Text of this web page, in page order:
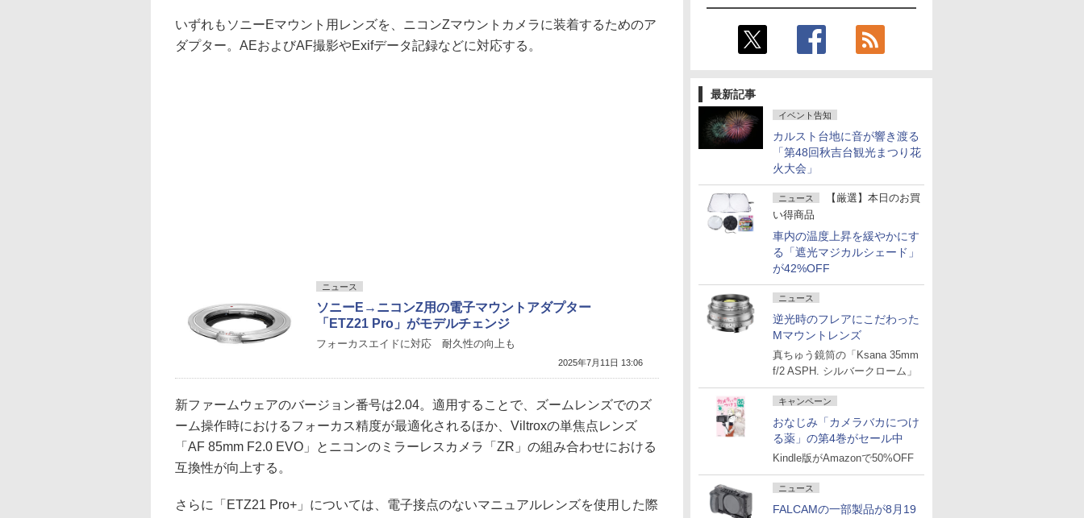
最新記事
イベント告知
カルスト台地に音が響き渡る
「第48回秋吉台観光まつり花
火大会」
ニュース
【厳選】本日のお買
い得商品
車内の温度上昇を緩やかにす
る「遮光マジカルシェード」
が42%OFF
ニュース
逆光時のフレアにこだわった
Mマウントレンズ
真ちゅう鏡筒の「Ksana 35mm
f/2 ASPH. シルバークローム」
キャンペーン
おなじみ「カメラバカにつけ
る薬」の第4巻がセール中
Kindle版がAmazonで50%OFF
ニュース
FALCAMの一部製品が8月19
いずれもソニーEマウント用レンズを、ニコンZマウントカメラに装着するためのア
ダプター。AEおよびAF撮影やExifデータ記録などに対応する。
ニュース
ソニーE→ニコンZ用の電子マウントアダプター
「ETZ21 Pro」がモデルチェンジ
フォーカスエイドに対応 耐久性の向上も
2025年7月11日 13:06
新ファームウェアのバージョン番号は2.04。適用することで、ズームレンズでのズ
ーム操作時におけるフォーカス精度が最適化されるほか、Viltroxの単焦点レンズ
「AF 85mm F2.0 EVO」とニコンのミラーレスカメラ「ZR」の組み合わせにおける
互換性が向上する。
さらに「ETZ21 Pro+」については、電子接点のないマニュアルレンズを使用した際